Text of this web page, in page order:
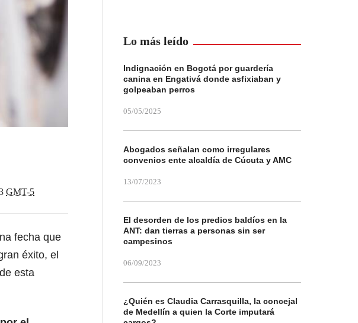
GMT-5
fecha que
éxito, el
de esta
Lo más leído
Indignación en Bogotá por guardería
canina en Engativá donde asfixiaban y
golpeaban perros
05/05/2025
Abogados señalan como irregulares
convenios ente alcaldía de Cúcuta y AMC
13/07/2023
El desorden de los predios baldíos en la
ANT: dan tierras a personas sin ser
campesinos
06/09/2023
¿Quién es Claudia Carrasquilla, la concejal
de Medellín a quien la Corte imputará